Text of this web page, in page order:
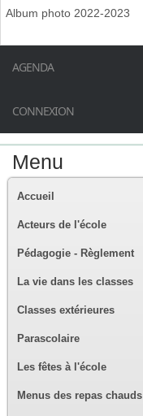
Album photo 2022-2023
AGENDA
CONNEXION
Menu
Accueil
Acteurs de l'école
Pédagogie - Règlement
La vie dans les classes
Classes extérieures
Parascolaire
Les fêtes à l'école
Menus des repas chauds